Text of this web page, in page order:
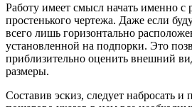
Работу имеет смысл начать именно с
простенького чертежа. Даже если
всего лишь горизонтально
установленной на подпорки. Это
приблизительно оценить внешний
размеры.
Составив эскиз, следует набросать и